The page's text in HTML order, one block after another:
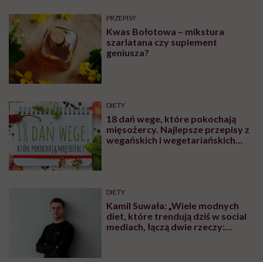
PRZEPISY
Kwas Bołotowa – mikstura
szarlatana czy suplement
geniusza?
DIETY
18 dań wege, które pokochają
mięsożercy. Najlepsze przepisy z
wegańskich i wegetariańskich
DIETY
Kamil Suwała: „Wiele modnych
diet, które trendują dziś w social
mediach, łączą dwie rzeczy: